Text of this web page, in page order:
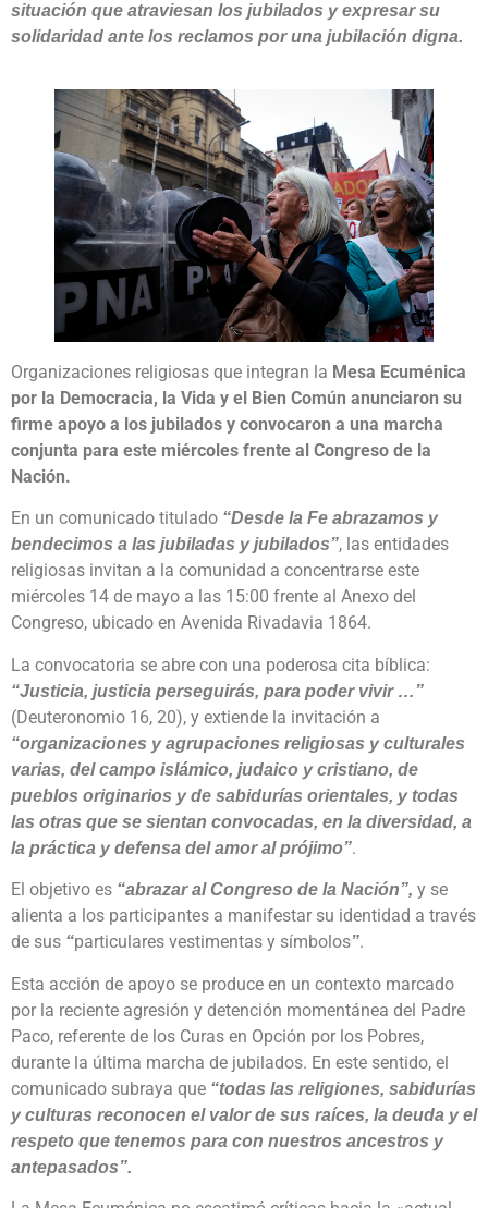
situación que atraviesan los jubilados y expresar su
solidaridad ante los reclamos por una jubilación digna.
Organizaciones religiosas que integran la Mesa Ecuménica
por la Democracia, la Vida y el Bien Común anunciaron su
firme apoyo a los jubilados y convocaron a una marcha
conjunta para este miércoles frente al Congreso de la
Nación.
En un comunicado titulado “Desde la Fe abrazamos y
bendecimos a las jubiladas y jubilados”, las entidades
religiosas invitan a la comunidad a concentrarse este
miércoles 14 de mayo a las 15:00 frente al Anexo del
Congreso, ubicado en Avenida Rivadavia 1864.
La convocatoria se abre con una poderosa cita bíblica:
“Justicia, justicia perseguirás, para poder vivir …”
(Deuteronomio 16, 20), y extiende la invitación a
“organizaciones y agrupaciones religiosas y culturales
varias, del campo islámico, judaico y cristiano, de
pueblos originarios y de sabidurías orientales, y todas
las otras que se sientan convocadas, en la diversidad, a
la práctica y defensa del amor al prójimo”.
El objetivo es “abrazar al Congreso de la Nación”, y se
alienta a los participantes a manifestar su identidad a través
de sus “particulares vestimentas y símbolos”.
Esta acción de apoyo se produce en un contexto marcado
por la reciente agresión y detención momentánea del Padre
Paco, referente de los Curas en Opción por los Pobres,
durante la última marcha de jubilados. En este sentido, el
comunicado subraya que “todas las religiones, sabidurías
y culturas reconocen el valor de sus raíces, la deuda y el
respeto que tenemos para con nuestros ancestros y
antepasados”.